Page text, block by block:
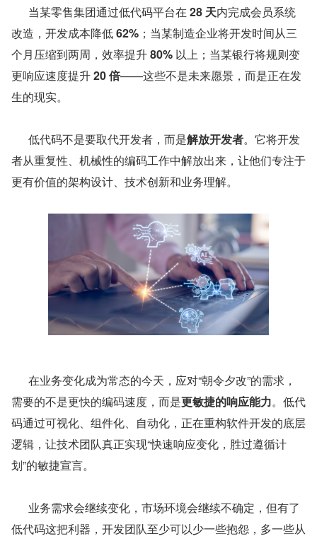
      当某零售集团通过低代码平台在
28 天内完成会员系统
改造，开发成本降低 62% ；当某制造企业将开发时间从三
个月压缩到两周，效率提升 80% 以上；当某银行将规则变
更响应速度提升 20 倍——这些不是未来愿景，而是正在发
生的现实。
      低代码不是要取代开发者，而是
解放开发者。它将开发
者从重复性、机械性的编码工作中解放出来，让他们专注于
更有价值的架构设计、技术创新和业务理解。
需要的不是更快的编码速度，而是更敏捷的响应能力。低代
码通过可视化、组件化、自动化，正在重构软件开发的底层
逻辑，让技术团队真正实现“快速响应变化，胜过遵循计
划”的敏捷宣言。
低代码这把利器，开发团队至少可以少一些抱怨，多一些从